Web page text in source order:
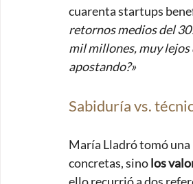
cuarenta startups
retornos medios del
mil millones, muy lejos
apostando?»
Sabiduría vs.
María Lladró tomó
concretas, sino los
ello recurrió a dos